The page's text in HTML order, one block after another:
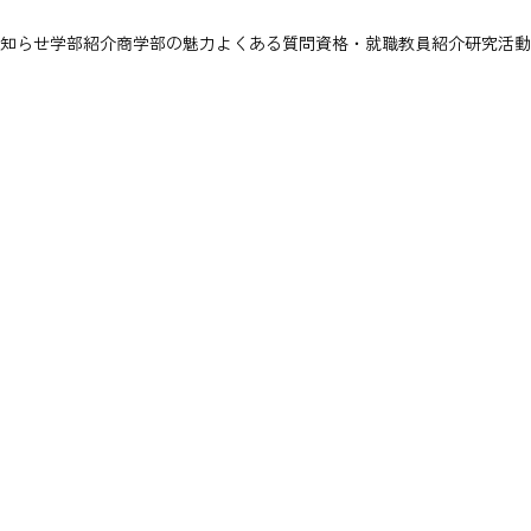
らせ学部紹介商学部の魅力 よくある質問資格・就職教員紹介研究活動